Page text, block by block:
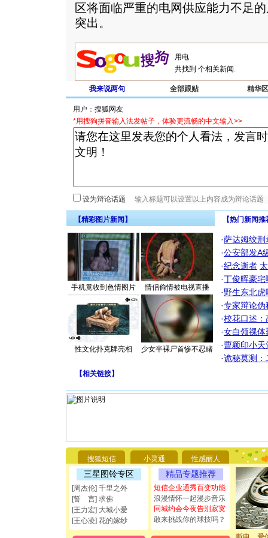
区将面临严重的电网供应能力不足
突出。
共找到 个相关新闻.
我来说两句 全部跟贴 精华区
用户：
*用搜狗拼音输入法发帖子，体验更流畅的中文输入>>
设为辩论话题
【精彩图片新闻】
手机竟收到色情图片 情侣偷情被电视直播
性文化扑克牌亮相 少女半裸尸首惨不忍睹
【热门新闻
·萨达姆绞刑
·公安部发A
·纪念逝者
·丁俊晖豪
·野生东北
·专家辩论伪
·校花口述：
·女白领祼体
·曹颖印小天
·诡秘莫测：
【相关链接】
搜狐短信 小灵通 性感丽人
三星图铃专区
[周杰伦] 千里之外
[誓 言] 求佛
[王力宏] 大城小爱
[王心凌] 花的嫁纱
精品专题推荐
短信企业通秀百变功能
浪漫情怀一起漫步音乐
同城约会今夜告别寂寞
敢来挑战你的球技吗？
[圣诞节]
你太多，
要平安
[圣诞节]
能正大光
都要快乐
[圣诞节]
如意,快
[元旦]看
断电。爱